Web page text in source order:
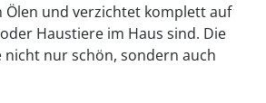
Ölen und verzichtet komplett auf
Haustiere im Haus sind. Die
nicht nur schön, sondern auch